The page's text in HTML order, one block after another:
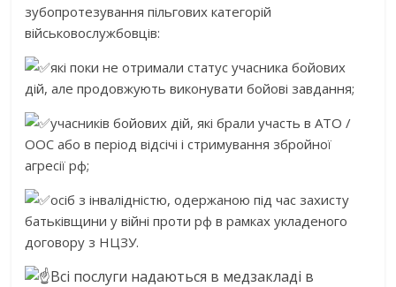
зубопротезування пільгових категорій
військовослужбовців:
які поки не отримали статус учасника бойових
дій, але продовжують виконувати бойові завдання;
учасників бойових дій, які брали участь в АТО /
ООС або в період відсічі і стримування збройної
агресії рф;
осіб з інвалідністю, одержаною під час захисту
батьківщини у війні проти рф в рамках укладеного
договору з НЦЗУ.
Всі послуги надаються в медзакладі в